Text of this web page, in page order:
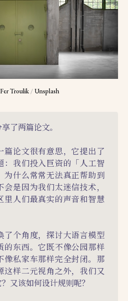
Fer Troulik / Unsplash
了两篇论文。
篇论文很有意思，它提出了
：我们投入巨资的「人工智
为什么常常无法真正帮助到
是因为我们太迷信技术，
里人们最真实的声音和智慧
了个角度，探讨大语言模型
的东西。它既不像公园那样
像私家车那样完全封闭。那
这样二元视角之外，我们又
又该如何设计规则呢？